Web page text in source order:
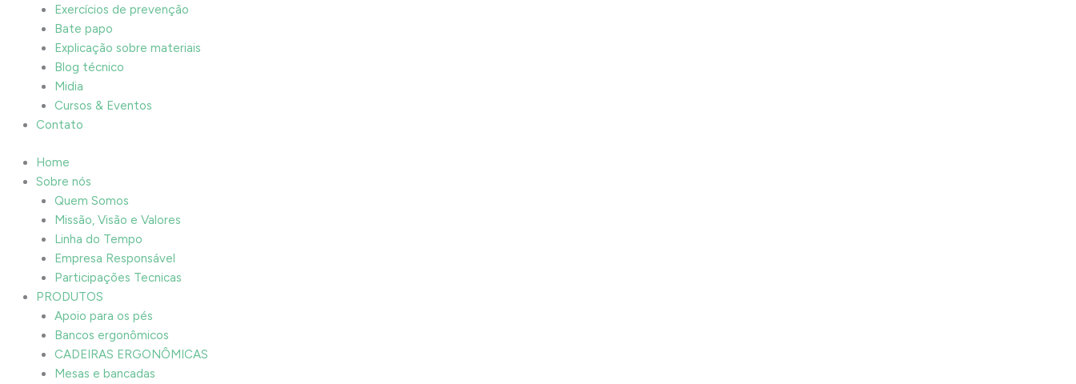
Exercícios de prevenção
Bate papo
Explicação sobre materiais
Blog técnico
Midia
Cursos & Eventos
Contato
Home
Sobre nós
Quem Somos
Missão, Visão e Valores
Linha do Tempo
Empresa Responsável
Participações Tecnicas
PRODUTOS
Apoio para os pés
Bancos ergonômicos
CADEIRAS ERGONÔMICAS
Mesas e bancadas